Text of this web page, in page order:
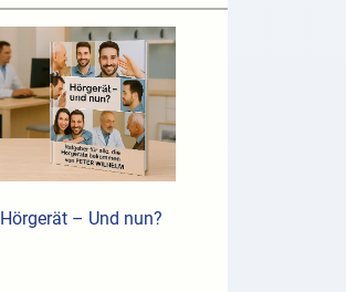
Hörgerät – Und nun?